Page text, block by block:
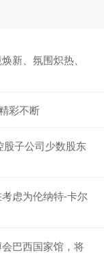
新、氛围炽热、
彩不断
股子公司少数股东
虑为伦纳特-卡尔
巴西国家馆，将